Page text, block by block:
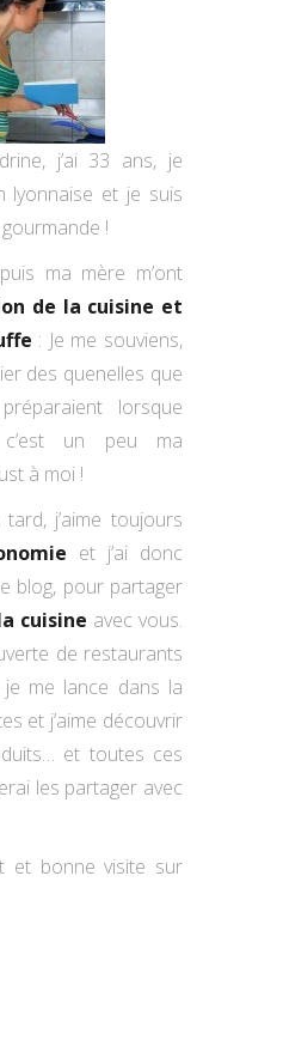
j’ai 33 ans, je
lyonnaise et je suis
!
ma mère m’ont
de la cuisine et
: Je me souviens,
des quenelles que
lorsque
un peu ma
à moi !
j’aime toujours
et j’ai donc
blog, pour partager
cuisine avec vous.
de restaurants
je me lance dans la
et j’aime découvrir
et toutes ces
les partager avec
et bonne visite sur